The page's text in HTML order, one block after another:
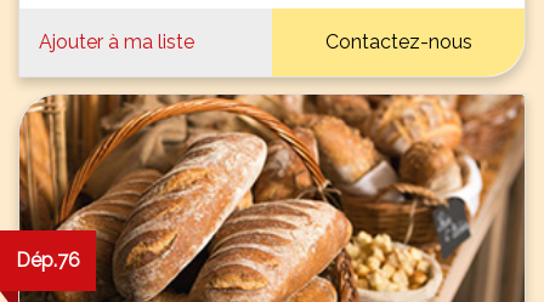
Ajouter à ma liste Contactez-nous
Dép.76